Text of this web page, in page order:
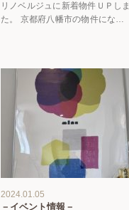
リノベルジュに新着物件ＵＰし
た。 京都府八幡市の物件にな…
2024.01.05
－イベント情報－